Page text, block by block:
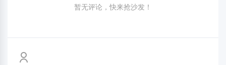
暂无评论，快来抢沙发！